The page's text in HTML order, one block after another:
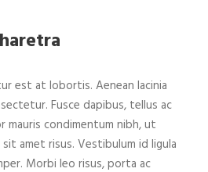
est at lobortis. Aenean lacinia
Fusce dapibus, tellus ac
condimentum nibh, ut
amet risus. Vestibulum id ligula
Morbi leo risus, porta ac